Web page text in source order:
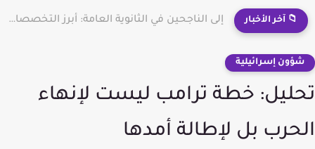
📁 آخر الأخبار إلى الناجحين في الثانوية العامة: أبرز التخصصات المطلوبة للمستقبل (2030-2050)
شؤون إسرائيلية
تحليل: خطة ترامب ليست لإنهاء
الحرب بل لإطالة أمدها